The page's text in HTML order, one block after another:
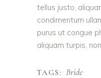
tellus justo,
condimentum
purus ut congue
aliquam turpis,
TAGS: Bride